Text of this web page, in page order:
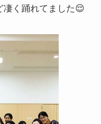
凄く踊れてました😌